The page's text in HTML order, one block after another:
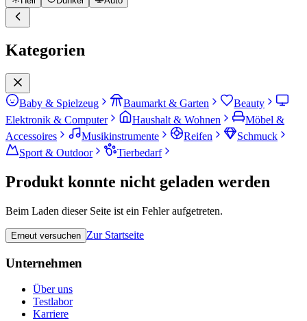
Kategorien
Baby & Spielzeug Baumarkt & Garten
Beauty
Elektronik & Computer
Haushalt & Wohnen
Möbel &
Accessoires
Musikinstrumente Reifen
Schmuck
Sport & Outdoor
Tierbedarf
Produkt konnte nicht geladen werden
Beim Laden dieser Seite ist ein Fehler aufgetreten.
Erneut versuchen Zur Startseite
Unternehmen
Über uns
Testlabor
Karriere